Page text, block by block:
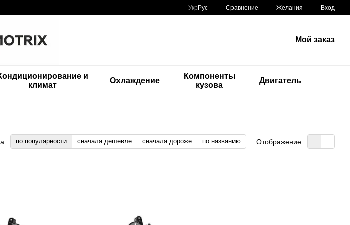
Укр Рус Сравнение Желания Вход
Мой заказ
и
климат
Охлаждение
Компоненты
кузова
Двигатель
по популярности сначала дешевле сначала дороже по названию Отображение: